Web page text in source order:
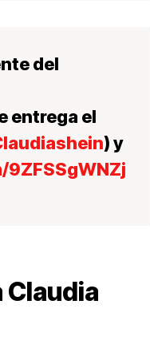
del
entrega el
) y
Claudia